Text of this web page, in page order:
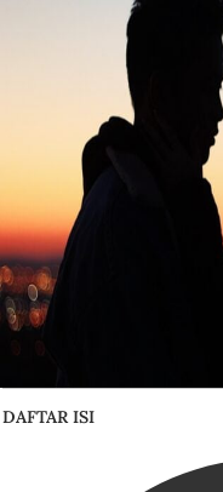
DAFTAR ISI